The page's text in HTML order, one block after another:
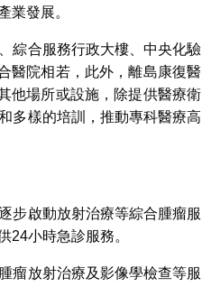
業發展。
綜合服務行政大樓、中央化驗
醫院相若，此外，離島康復醫
他場所或設施，除提供醫療衛
多樣的培訓，推動專科醫療高
步啟動放射治療等綜合腫瘤服
24小時急診服務。
瘤放射治療及影像學檢查等服